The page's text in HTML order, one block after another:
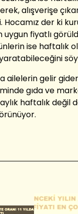
alışverişe
Hocamız der ki
uygun fiyatlı
ise haftalık
ailelerin gelir
gıda ve
haftalık değil